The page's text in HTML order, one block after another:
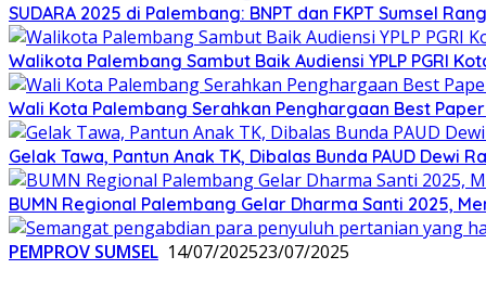
SUDARA 2025 di Palembang: BNPT dan FKPT Sumsel
Walikota Palembang Sambut Baik Audiensi YPLP PGRI
Wali Kota Palembang Serahkan Penghargaan Best
Gelak Tawa, Pantun Anak TK, Dibalas Bunda PAUD Dewi
BUMN Regional Palembang Gelar Dharma Santi 2025,
PEMPROV SUMSEL 14/07/202523/07/2025